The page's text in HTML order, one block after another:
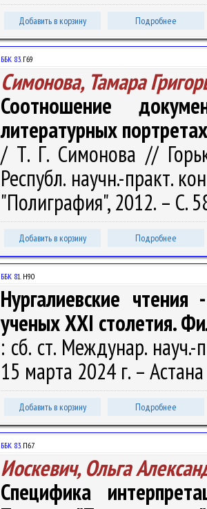
Добавить в корзину Подробнее
ББК 83.Г69
Симонова, Тамара
Соотношение
литературных
/ Т. Г. Симонова //
Республ. научн.-практ.
"Полиграфия", 2012. – С.
Добавить в корзину Подробнее
ББК 81.Н90
Нургалиевские
ученых ХХI столетия.
: сб. ст. Междунар.
15 марта 2024 г. –
Добавить в корзину Подробнее
ББК 83.П67
Иоскевич, Ольга
Специфика